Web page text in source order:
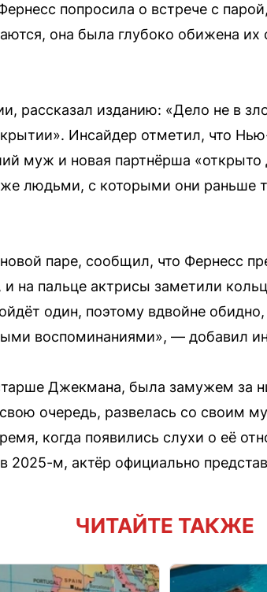
попросила о встрече с
она была глубоко обижена
рассказал изданию: «Дело не в
Инсайдер отметил, что
муж и новая партнёрша
людьми, с которыми они раньше
паре, сообщил, что Фернесс
и на пальце актрисы заметили
один, поэтому вдвойне
воспоминаниями», — добавил
Джекмана, была замужем за
очередь, развелась со своим
когда появились слухи о её
2025-м, актёр официально
ЧИТАЙТЕ ТАКЖЕ